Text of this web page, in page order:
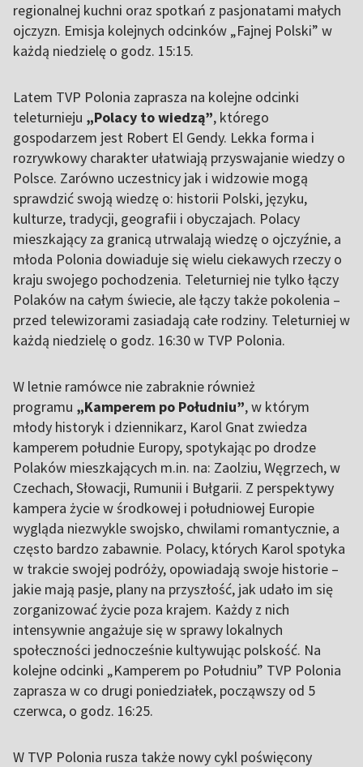
regionalnej kuchni oraz spotkań z pasjonatami małych
ojczyzn. Emisja kolejnych odcinków „Fajnej Polski” w
każdą niedzielę o godz. 15:15.
Latem TVP Polonia zaprasza na kolejne odcinki
teleturnieju „Polacy to wiedzą”, którego
gospodarzem jest Robert El Gendy. Lekka forma i
rozrywkowy charakter ułatwiają przyswajanie wiedzy o
Polsce. Zarówno uczestnicy jak i widzowie mogą
sprawdzić swoją wiedzę o: historii Polski, języku,
kulturze, tradycji, geografii i obyczajach. Polacy
mieszkający za granicą utrwalają wiedzę o ojczyźnie, a
młoda Polonia dowiaduje się wielu ciekawych rzeczy o
kraju swojego pochodzenia. Teleturniej nie tylko łączy
Polaków na całym świecie, ale łączy także pokolenia –
przed telewizorami zasiadają całe rodziny. Teleturniej w
każdą niedzielę o godz. 16:30 w TVP Polonia.
W letnie ramówce nie zabraknie również
programu „Kamperem po Południu”, w którym
młody historyk i dziennikarz, Karol Gnat zwiedza
kamperem południe Europy, spotykając po drodze
Polaków mieszkających m.in. na: Zaolziu, Węgrzech, w
Czechach, Słowacji, Rumunii i Bułgarii. Z perspektywy
kampera życie w środkowej i południowej Europie
wygląda niezwykle swojsko, chwilami romantycznie, a
często bardzo zabawnie. Polacy, których Karol spotyka
w trakcie swojej podróży, opowiadają swoje historie –
jakie mają pasje, plany na przyszłość, jak udało im się
zorganizować życie poza krajem. Każdy z nich
intensywnie angażuje się w sprawy lokalnych
społeczności jednocześnie kultywując polskość. Na
kolejne odcinki „Kamperem po Południu” TVP Polonia
zaprasza w co drugi poniedziałek, począwszy od 5
czerwca, o godz. 16:25.
W TVP Polonia rusza także nowy cykl poświęcony